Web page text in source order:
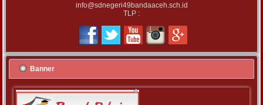
info@sdnegeri49bandaaceh.sch.id
TLP :
Banner